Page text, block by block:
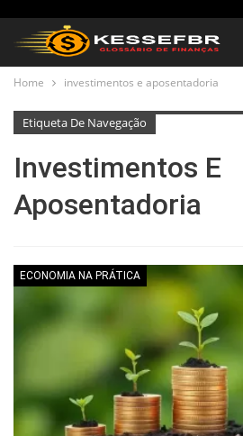
Home investimentos e aposentadoria
Etiqueta De Navegação
Investimentos E
Aposentadoria
ECONOMIA NA PRÁTICA